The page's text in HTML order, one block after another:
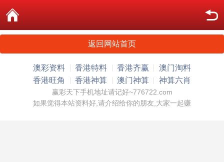
返回网站首页
澳彩资料 香港特料 香港齐赢
澳门淘料
香港旺角
香港神算 澳门神算 神算六肖
赢彩天下手机地址请记好~776722.com
如果觉得本站资料好,请介绍给你的朋友,大家一起赚